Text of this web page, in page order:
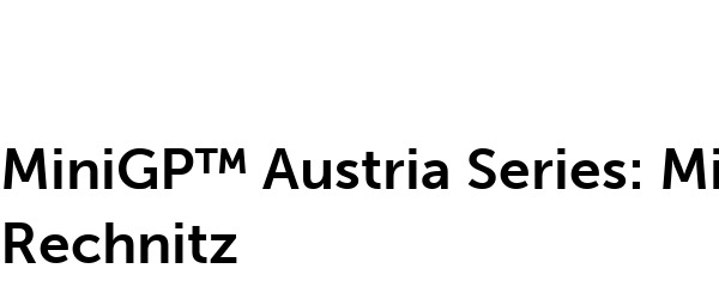
MiniGP™ Austria Series:
Rechnitz